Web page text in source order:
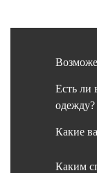
Есть ли
одежду?
Какие
Каким